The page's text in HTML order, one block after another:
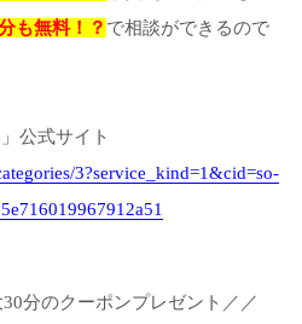
も無料！？ で相談ができるので
公式サイト
3?service_kind=1&cid=so-
分のクーポンプレゼント／／